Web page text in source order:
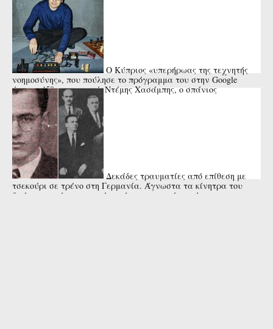
Ο Κύπριος «υπερήρωας της τεχνητής
νοημοσύνης», που πούλησε το πρόγραμμα του στην Google
έναντι 450 εκατ. ευρώ. Ντέμης Χασάμπης, ο σπάνιος
επιστήμονας.
Δεκάδες τραυματίες από επίθεση με
τσεκούρι σε τρένο στη Γερμανία. Άγνωστα τα κίνητρα του
δράστη που έπεσε νεκρός από αστυνομικά πυρά